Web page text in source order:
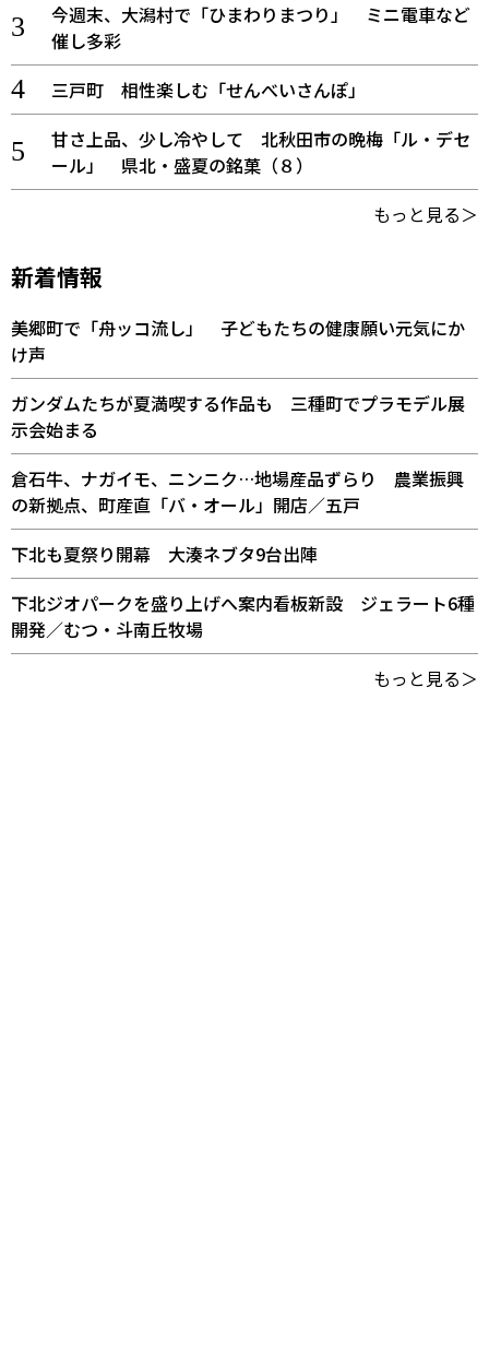
今週末、大潟村で「ひまわりまつり」 ミニ電車など
催し多彩
三戸町 相性楽しむ「せんべいさんぽ」
甘さ上品、少し冷やして 北秋田市の晩梅「ル・デセ
ール」 県北・盛夏の銘菓（８）
もっと見る＞
新着情報
美郷町で「舟ッコ流し」 子どもたちの健康願い元気にか
け声
ガンダムたちが夏満喫する作品も 三種町でプラモデル展
示会始まる
倉石牛、ナガイモ、ニンニク…地場産品ずらり 農業振興
の新拠点、町産直「バ・オール」開店／五戸
下北も夏祭り開幕 大湊ネブタ9台出陣
下北ジオパークを盛り上げへ案内看板新設 ジェラート6種
開発／むつ・斗南丘牧場
もっと見る＞